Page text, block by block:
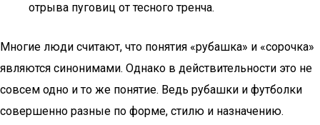
отрыва пуговиц от тесного тренча.
Многие люди считают, что понятия «рубашка» и «сорочка»
являются синонимами. Однако в действительности это не
совсем одно и то же понятие. Ведь рубашки и футболки
совершенно разные по форме, стилю и назначению.